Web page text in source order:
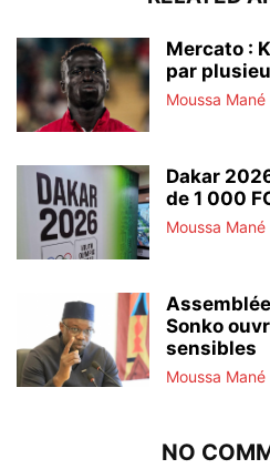
Mercato :
par
Moussa Mané
Dakar
de 1 000
Moussa Mané
Sonko
sensibles
Moussa Mané
NO